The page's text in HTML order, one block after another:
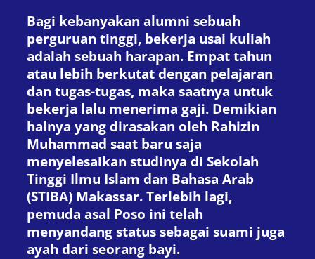
Bagi kebanyakan alumni sebuah
perguruan tinggi, bekerja usai kuliah
adalah sebuah harapan. Empat tahun
atau lebih berkutat dengan pelajaran
dan tugas-tugas, maka saatnya untuk
bekerja lalu menerima gaji. Demikian
halnya yang dirasakan oleh Rahizin
Muhammad saat baru saja
menyelesaikan studinya di Sekolah
Tinggi Ilmu Islam dan Bahasa Arab
(STIBA) Makassar. Terlebih lagi,
pemuda asal Poso ini telah
menyandang status sebagai suami juga
ayah dari seorang bayi.